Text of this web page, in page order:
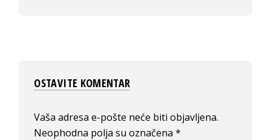
OSTAVITE KOMENTAR
Vaša adresa e-pošte neće biti objavljena.
Neophodna polja su označena*